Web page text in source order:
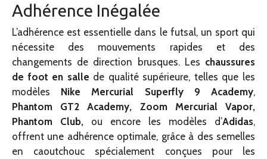
Adhérence Inégalée
L’adhérence est essentielle dans le futsal, un sport qui
nécessite des mouvements rapides et des
changements de direction brusques. Les chaussures
de foot en salle de qualité supérieure, telles que les
modèles Nike Mercurial Superfly 9 Academy,
Phantom GT2 Academy, Zoom Mercurial Vapor,
Phantom Club, ou encore les modèles d’Adidas,
offrent une adhérence optimale, grâce à des semelles
en caoutchouc spécialement conçues pour les